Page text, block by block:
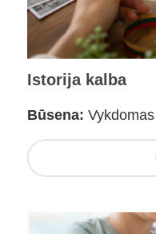
Istorija kalba
Būsena: Vykdomas